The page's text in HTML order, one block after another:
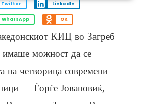
Twitter LinkedIn
WhatsApp OK
КИЦ во Загреб
имаше можност да се
на четворица современи
— Ѓорѓе Јовановиќ,